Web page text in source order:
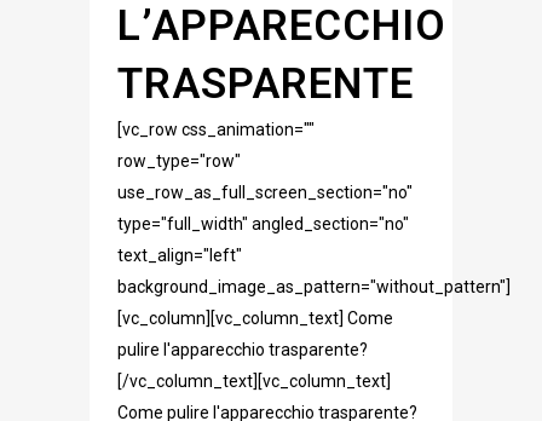
L’APPARECCHIO
TRASPARENTE
[vc_row css_animation=""
row_type="row"
use_row_as_full_screen_section="no"
type="full_width" angled_section="no"
text_align="left"
background_image_as_pattern="without_pattern"]
[vc_column][vc_column_text] Come
pulire l'apparecchio trasparente?
[/vc_column_text][vc_column_text]
Come pulire l'apparecchio trasparente?